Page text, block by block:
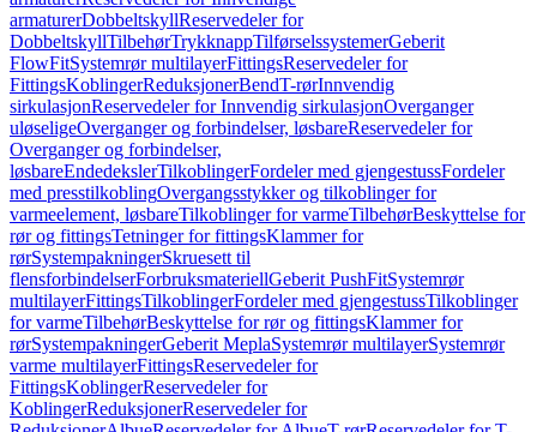
armaturerDobbeltskyllReservedeler for
DobbeltskyllTilbehørTrykknappTilførselssystemerGeberit
FlowFitSystemrør multilayerFittingsReservedeler for
FittingsKoblingerReduksjonerBendT-rørInnvendig
sirkulasjonReservedeler for Innvendig sirkulasjonOverganger
uløseligeOverganger og forbindelser, løsbareReservedeler for
Overganger og forbindelser,
løsbareEndedekslerTilkoblingerFordeler med gjengestussFordeler
med presstilkoblingOvergangsstykker og tilkoblinger for
varmeelement, løsbareTilkoblinger for varmeTilbehørBeskyttelse for
rør og fittingsTetninger for fittingsKlammer for
rørSystempakningerSkruesett til
flensforbindelserForbruksmateriellGeberit PushFitSystemrør
multilayerFittingsTilkoblingerFordeler med gjengestussTilkoblinger
for varmeTilbehørBeskyttelse for rør og fittingsKlammer for
rørSystempakningerGeberit MeplaSystemrør multilayerSystemrør
varme multilayerFittingsReservedeler for
FittingsKoblingerReservedeler for
KoblingerReduksjonerReservedeler for